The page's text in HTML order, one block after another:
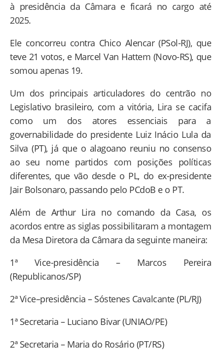
à presidência da Câmara e ficará no cargo até
2025.
Ele concorreu contra Chico Alencar (PSol-RJ), que
teve 21 votos, e Marcel Van Hattem (Novo-RS), que
somou apenas 19.
Um dos principais articuladores do centrão no
Legislativo brasileiro, com a vitória, Lira se cacifa
como um dos atores essenciais para a
governabilidade do presidente Luiz Inácio Lula da
Silva (PT), já que o alagoano reuniu no consenso
ao seu nome partidos com posições políticas
diferentes, que vão desde o PL, do ex-presidente
Jair Bolsonaro, passando pelo PCdoB e o PT.
Além de Arthur Lira no comando da Casa, os
acordos entre as siglas possibilitaram a montagem
da Mesa Diretora da Câmara da seguinte maneira:
1ª Vice-presidência – Marcos Pereira
(Republicanos/SP)
2ª Vice–presidência – Sóstenes Cavalcante (PL/RJ)
1ª Secretaria – Luciano Bivar (UNIAO/PE)
2ª Secretaria – Maria do Rosário (PT/RS)